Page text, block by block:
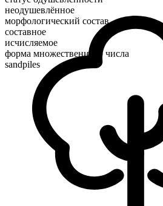
неодушевлённое
морфологический состав
составное
исчисляемое
форма множественного числа
sandpiles